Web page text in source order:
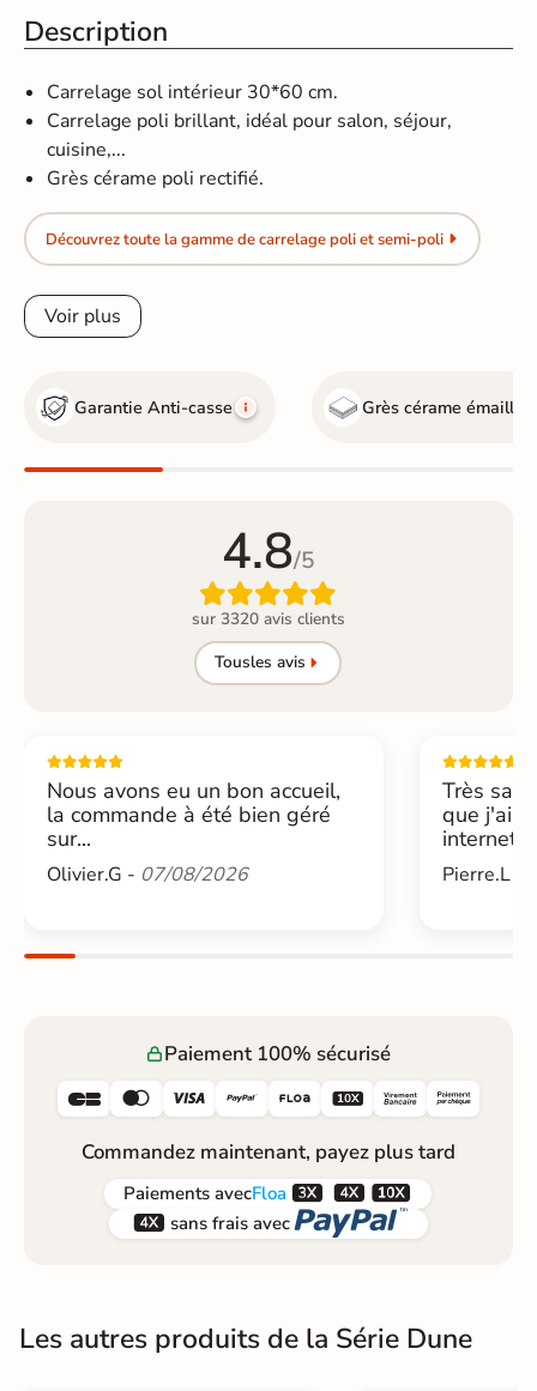
Description
Carrelage sol intérieur 30*60 cm.
Carrelage poli brillant, idéal pour salon, séjour,
cuisine,...
Grès cérame poli rectifié.
Découvrez toute la gamme de carrelage poli et semi-poli
Voir plus
Garantie Anti-casse Grès cérame émaillé
4.8/5

sur 3320 avis clients
Tousles avis
Nous avons eu un bon accueil,
la commande à été bien géré
sur...
Olivier.G - 07/08/2026
Très
que j'ai
internet....
Pierre.L -
Paiement 100% sécurisé
     
Commandez maintenant, payez plus tard
Paiements avecFloa  
 sans frais avec 
Les autres produits de la Série Dune